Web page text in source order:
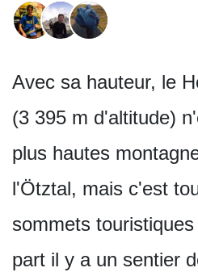
Avec sa hauteur, le
(3 395 m d'altitude)
plus hautes
l'Ötztal, mais c'est
sommets
part il y a un sentier